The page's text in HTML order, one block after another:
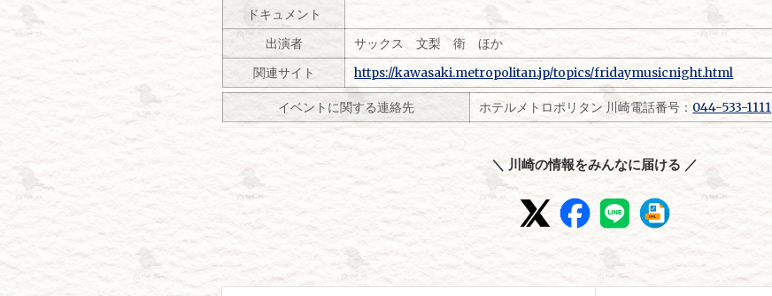
ドキュメント
出演者
サックス 文梨 衛 ほか
関連サイト
https://kawasaki.metropolitan.jp/topics/fridaymusicnight.html
イベントに関する連絡先 ホテルメトロポリタン 川崎電話番号： 044-533-1111
＼ 川崎の情報をみんなに届ける ／